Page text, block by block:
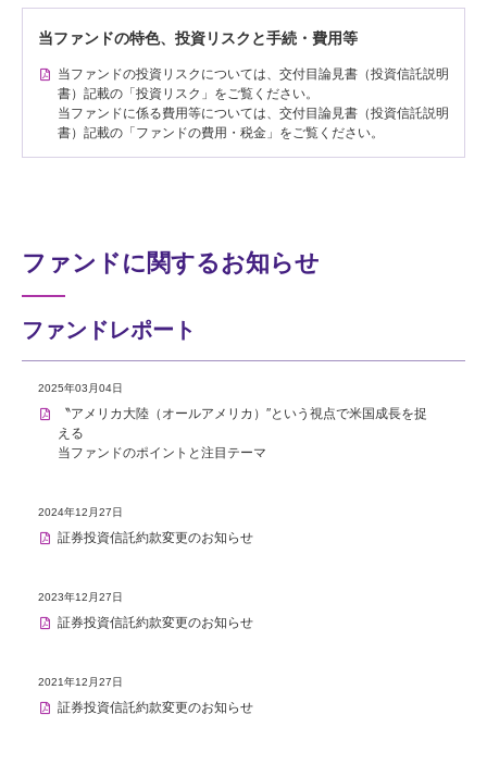
当ファンドの特色、投資リスクと手続・費用等
当ファンドの投資リスクについては、交付目論見書（投資信託説明
書）記載の「投資リスク」をご覧ください。
当ファンドに係る費用等については、交付目論見書（投資信託説明
書）記載の「ファンドの費用・税金」をご覧ください。
ファンドに関するお知らせ
ファンドレポート
2025年03月04日
〝アメリカ大陸（オールアメリカ）″という視点で米国成長を捉
える
当ファンドのポイントと注目テーマ
2024年12月27日
証券投資信託約款変更のお知らせ
2023年12月27日
証券投資信託約款変更のお知らせ
2021年12月27日
証券投資信託約款変更のお知らせ